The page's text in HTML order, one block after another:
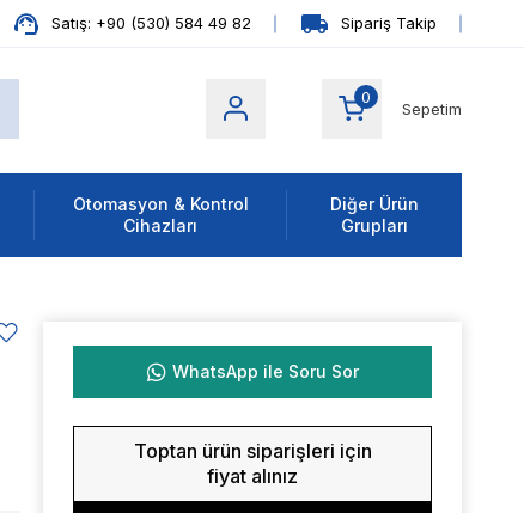
Satış: +90 (530) 584 49 82 Sipariş Takip
Sepetim
0
Otomasyon & Kontrol
Cihazları
Diğer Ürün
Grupları
WhatsApp ile Soru Sor
Toptan ürün siparişleri için
fiyat alınız